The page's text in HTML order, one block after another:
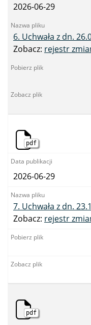
2026-06-29
6. Uchwała z dn.
Zobacz: rejestr
z
26.01.2021
pdf
2026-06-29
7. Uchwała z dn.
Zobacz: rejestr
z
23.11.2021
pdf